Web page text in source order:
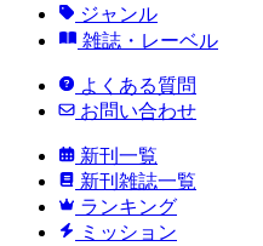
ジャンル
雑誌・レーベル
よくある質問
お問い合わせ
新刊一覧
新刊雑誌一覧
ランキング
ミッション